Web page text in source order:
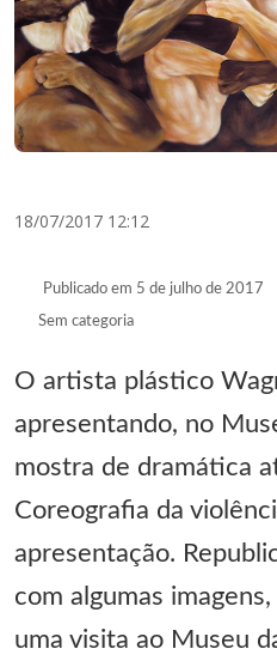
18/07/2017 12:12
Publicado em 5 de julho de 2017
Sem categoria
O artista plástico
apresentando, no
mostra de dramática
Coreografia da
apresentação.
com algumas
uma visita ao Museu